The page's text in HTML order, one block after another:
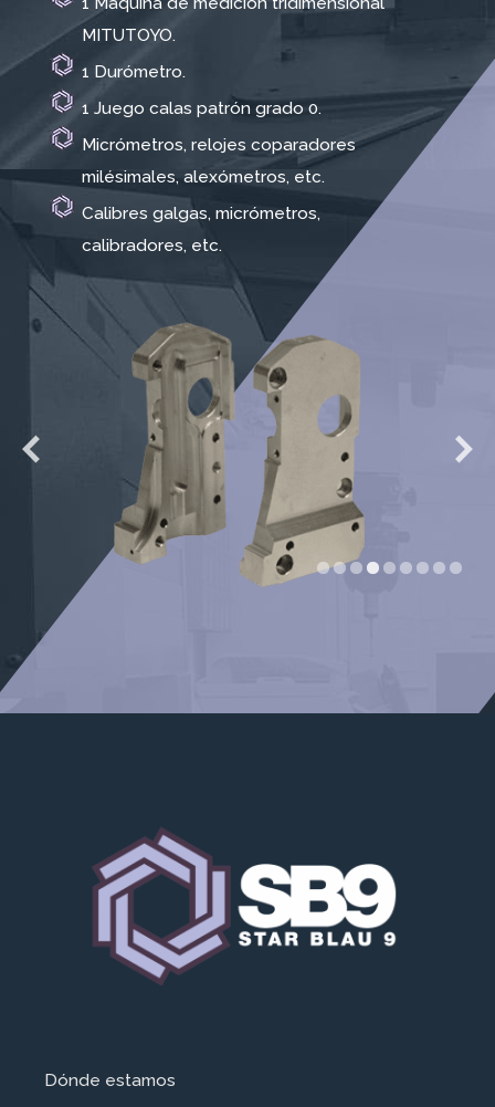
MITUTOYO.
1 Durómetro.
1 Juego calas patrón grado 0.
Micrómetros, relojes coparadores
milésimales, alexómetros, etc.
Calibres galgas, micrómetros,
calibradores, etc.
Dónde estamos